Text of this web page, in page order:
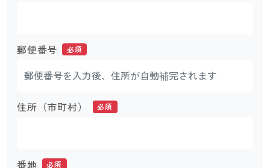
郵便番号 必須
住所（市町村） 必須
番地 必須